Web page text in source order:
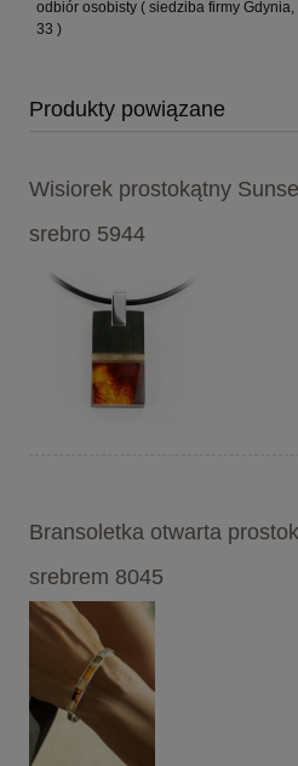
odbiór osobisty ( siedziba firmy
33 )
Produkty powiązane
Wisiorek prostokątny
srebro 5944
Bransoletka otwarta
srebrem 8045